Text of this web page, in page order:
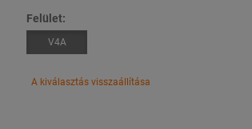
Felület:
V4A
A kiválasztás visszaállítása